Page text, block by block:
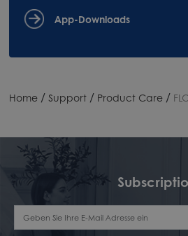
App-Downloads
Home / Support / Product Care /